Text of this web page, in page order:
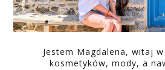
Jestem Magdalena, witaj
kosmetyków, mody, a